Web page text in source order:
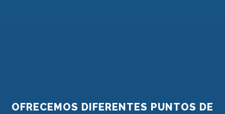
OFRECEMOS DIFERENTES PUNTOS DE